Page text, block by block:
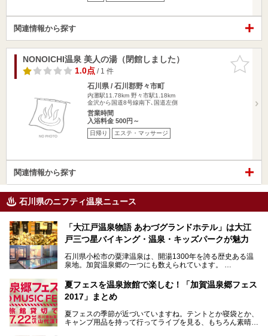
関連情報から探す
お気に入
りに追加
NONOICHI温泉 美人の湯（閉館しました）
1.0点/ 1 件
石川県 / 石川郡野々市町
内灘駅11.78km 野々市駅1.18km
金沢から国道8号線南下､国道左側
営業時間
入浴料金 500円～
日帰り エステ・マッサージ
関連情報から探す
石川県のニフティ温泉ニュース
「大江戸温泉物語 あわづグランドホテル」は大江
戸三つ星バイキング・温泉・キッズパークが魅力
石川県小松市の粟津温泉は、開湯1300年を誇る歴史ある温
泉地。加賀温泉郷の一つにも数えられています。
その粟津温泉に建つ「大江戸温泉物語 あわづグランドホテ
ル」（以下、あわづグランドホテル）は客室数97室のホテ
ルで、昨年2024年12月に露天風呂を新設。充実したキッズ
2025年7月からは「大江戸三つ星バイキング」がスタート！
夏フェスを温泉旅館で楽しむ！「加賀温泉郷フェス
2017」まとめ
夏フェスの季節が近づいていますね。テントとか寝袋とか、
キャンプ用品を持って行ってライブを見る、もちろん素晴ら